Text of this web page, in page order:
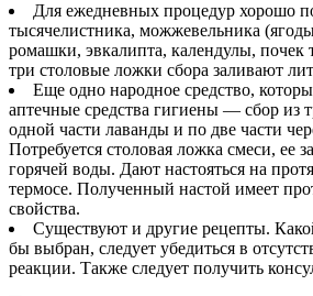
Для ежедневных процедур хорошо
тысячелистника, можжевельника
ромашки, эвкалипта, календулы, почек
три столовые ложки сбора заливают
Еще одно народное средство,
аптечные средства гигиены — сбор из
одной части лаванды и по две части
Потребуется столовая ложка смеси, ее
горячей воды. Дают настояться на
термосе. Полученный настой имеет
свойства.
Существуют и другие рецепты.
бы выбран, следует убедиться в
реакции. Также следует получить